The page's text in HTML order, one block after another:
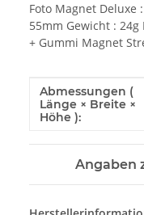
Foto Magnet Deluxe
55mm Gewicht :
+ Gummi Magnet
Produkteigenschaft
Wert
Abmessungen (
Länge × Breite ×
Höhe ):
Angaben